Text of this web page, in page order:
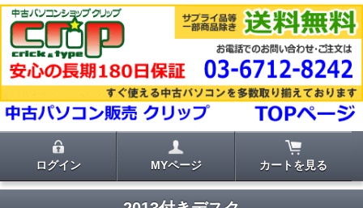
ログイン MYページ カートを見る